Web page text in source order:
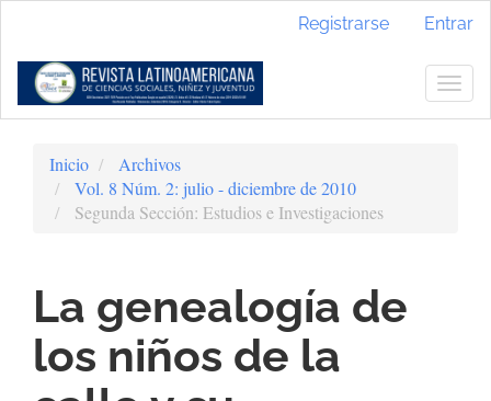
Contenido
principal
Barra
Registrarse Entrar
Inicio
Archivos
Vol. 8 Núm. 2: julio - diciembre de 2010
Segunda Sección: Estudios e Investigaciones
La genealogía de
los niños de la